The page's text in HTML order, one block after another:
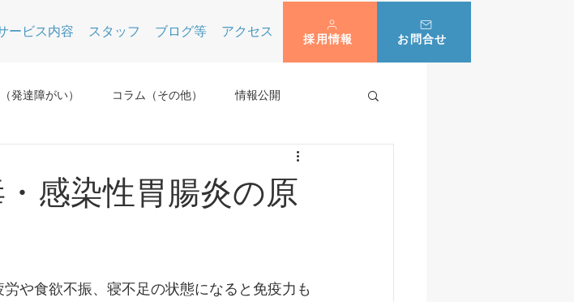
ービス内容 スタッフ ブログ等 アクセス
採用情報 お問合せ
発達障がい） コラム（その他） 情報公開
感染性胃腸炎の原
や食欲不振、寝不足の状態になると免疫力も